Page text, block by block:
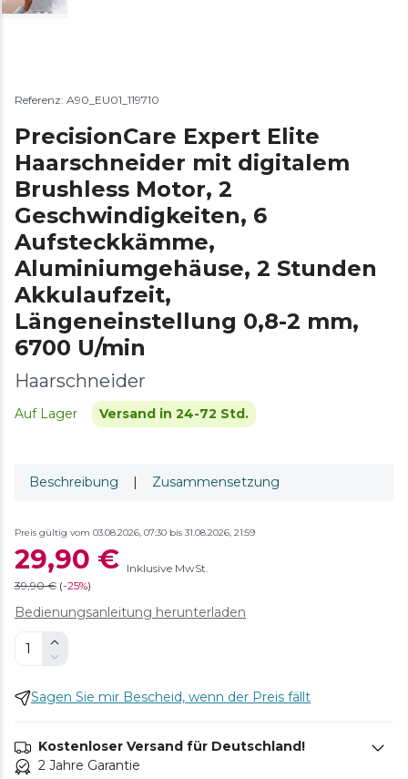
Referenz: A90_EU01_119710
PrecisionCare Expert Elite
Haarschneider mit digitalem
Brushless Motor, 2
Geschwindigkeiten, 6
Aufsteckkämme,
Aluminiumgehäuse, 2 Stunden
Akkulaufzeit,
Längeneinstellung 0,8-2 mm,
6700 U/min
Haarschneider
Auf Lager Versand in 24-72 Std.
Beschreibung | Zusammensetzung
Preis gültig vom 03.08.2026, 07:30 bis 31.08.2026, 21:59
29,90 € Inklusive MwSt.
39,90 € (-25%)
Bedienungsanleitung herunterladen
Sagen Sie mir Bescheid, wenn der Preis fällt
Kostenloser Versand für Deutschland!
2 Jahre Garantie